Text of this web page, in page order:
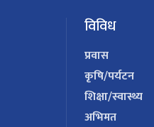
विविध
प्रवास
कृषि/पर्यटन
शिक्षा/स्वास्थ्य
अभिमत